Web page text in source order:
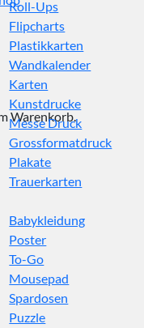
Warenkorb.
Roll-Ups
Flipcharts
Plastikkarten
Wandkalender
Karten
Kunstdrucke
Messe Druck
Grossformatdruck
Plakate
Trauerkarten
Babykleidung
Poster
To-Go
Mousepad
Spardosen
Puzzle